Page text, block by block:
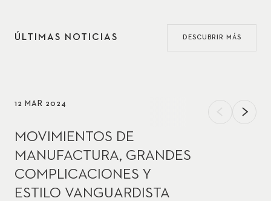
ÚLTIMAS NOTICIAS DESCUBRIR MÁS
12 MAR 2024
MOVIMIENTOS DE
MANUFACTURA, GRANDES
COMPLICACIONES Y
ESTILO VANGUARDISTA